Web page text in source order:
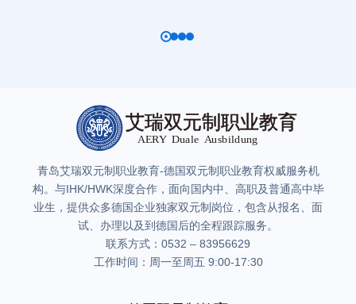
青岛艾瑞双元制职业教育-德国双元制职业教育权威服务机
构。与IHK/HWK深度合作，面向国内中、高职及普通高中毕
业生，提供众多德国企业独家双元制岗位，包含从报名、面
试、办理以及到德国后的全程跟踪服务。
联系方式：0532 – 83956629
工作时间：周一至周五 9:00-17:30